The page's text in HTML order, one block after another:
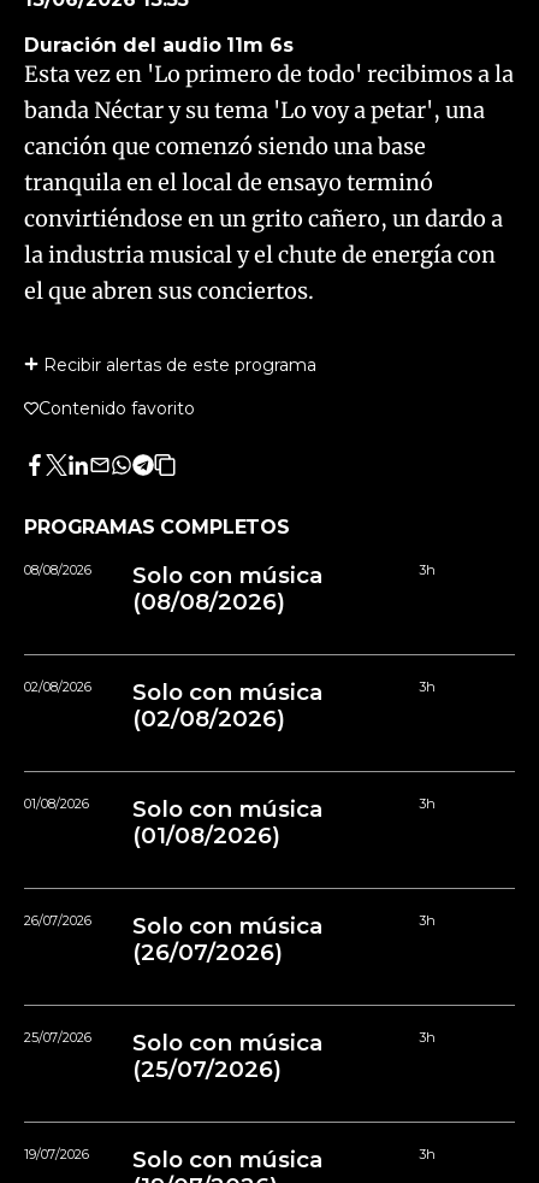
Duración del audio 11m 6s
Esta vez en 'Lo primero de todo' recibimos a la
banda Néctar y su tema 'Lo voy a petar', una
canción que comenzó siendo una base
tranquila en el local de ensayo terminó
convirtiéndose en un grito cañero, un dardo a
la industria musical y el chute de energía con
el que abren sus conciertos.
Recibir alertas de este programa
Contenido favorito
Facebook
Twitter
LinkedIn
Enviar
Whatsapp
Telegram
Copiar
artículo
PROGRAMAS COMPLETOS
08/08/2026
Solo con música
(08/08/2026)
3h
02/08/2026
Solo con música
(02/08/2026)
3h
01/08/2026
Solo con música
(01/08/2026)
3h
26/07/2026
Solo con música
(26/07/2026)
3h
25/07/2026
Solo con música
(25/07/2026)
3h
19/07/2026
Solo con música
3h